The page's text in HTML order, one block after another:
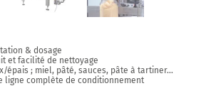
& dosage
et facilité de nettoyage
épais ; miel, pâté, sauces, pâte à tartiner…
ligne complète de conditionnement